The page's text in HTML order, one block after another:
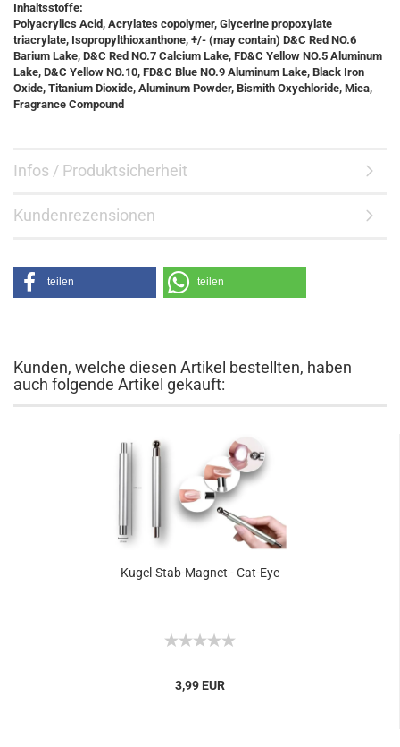
Inhaltsstoffe:
Polyacrylics Acid, Acrylates copolymer, Glycerine propoxylate
triacrylate, Isopropylthioxanthone, +/- (may contain) D&C Red NO.6
Barium Lake, D&C Red NO.7 Calcium Lake, FD&C Yellow NO.5 Aluminum
Lake, D&C Yellow NO.10, FD&C Blue NO.9 Aluminum Lake, Black Iron
Oxide, Titanium Dioxide, Aluminum Powder, Bismith Oxychloride, Mica,
Fragrance Compound
Infos / Produktsicherheit
Kundenrezensionen
teilen teilen
Kunden, welche diesen Artikel bestellten, haben
auch folgende Artikel gekauft:
Kugel-Stab-Magnet - Cat-Eye
3,99 EUR